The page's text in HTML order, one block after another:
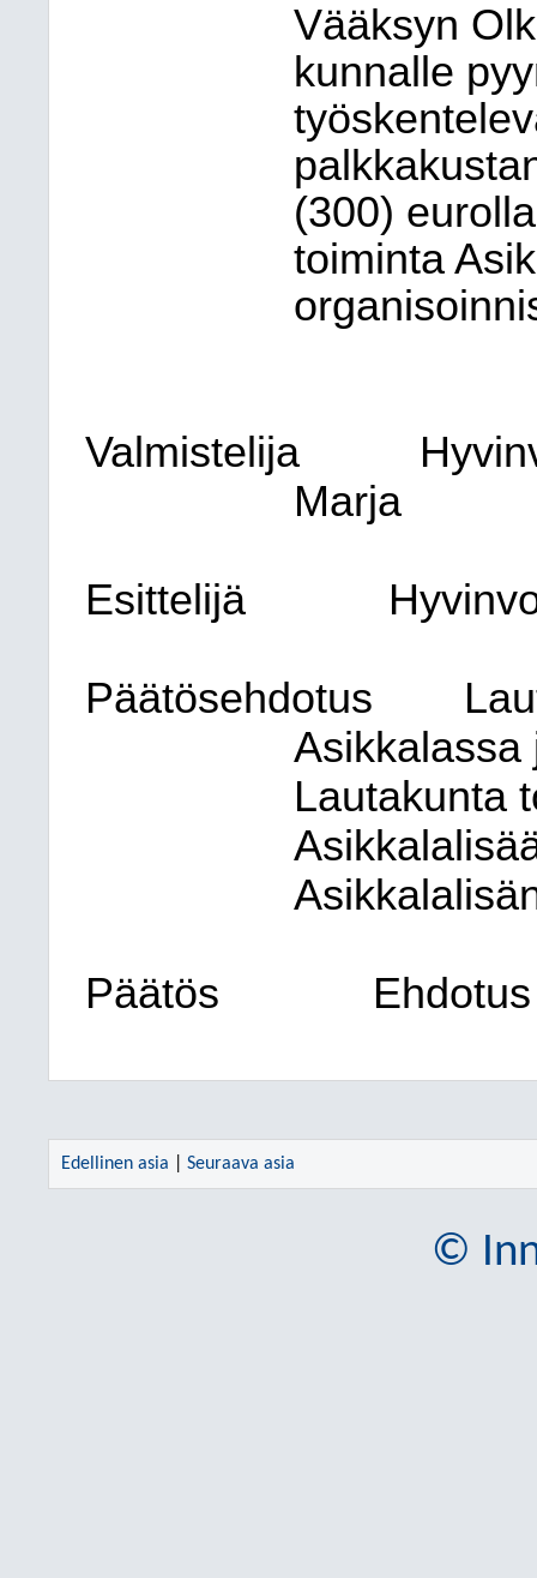
Vääksyn
kunnalle
(300)
toiminta
Valmistelija
Marja
Esittelijä
Päätösehdotus
Asikkalassa
Lautakunta
Päätös
Edellinen asia Seuraava asia
©